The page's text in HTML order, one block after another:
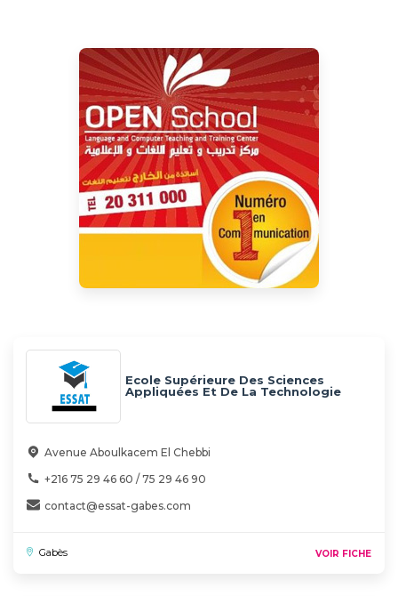
Ecole Supérieure Des Sciences
Appliquées Et De La Technologie
Privée De Gabès ( ESSAT)
Avenue Aboulkacem El Chebbi
+216 75 29 46 60 / 75 29 46 90
contact@essat-gabes.com
Gabès VOIR FICHE